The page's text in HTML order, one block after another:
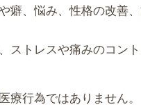
癖、悩み、性格の改善
トレスや痛みのコント
療行為ではありません。